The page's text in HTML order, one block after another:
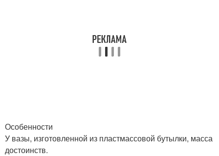
Особенности
У вазы, изготовленной из пластмассовой бутылки, масса
достоинств.